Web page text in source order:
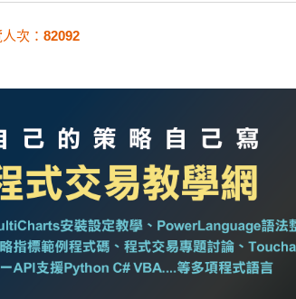
次： 82092